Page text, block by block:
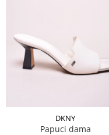
DKNY
Papuci dama